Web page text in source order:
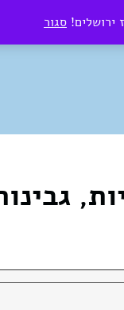
ירושלים! סגור